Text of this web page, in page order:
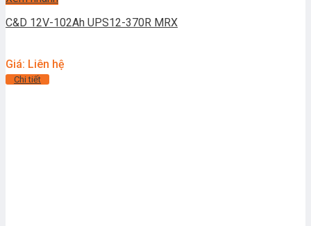
C&D 12V-102Ah UPS12-370R MRX
Giá: Liên hệ
Chi tiết